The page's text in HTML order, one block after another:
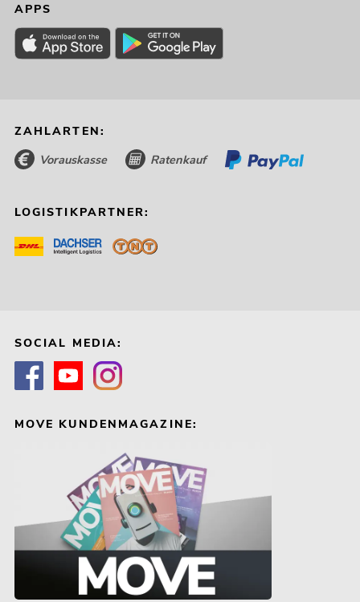
APPS
ZAHLARTEN:
Vorauskasse Ratenkauf
LOGISTIKPARTNER:
SOCIAL MEDIA:
MOVE KUNDENMAGAZINE: